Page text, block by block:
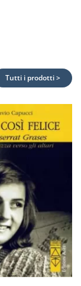
Tutti i prodotti >